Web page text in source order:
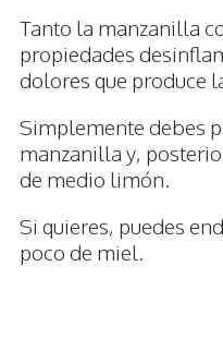
Tanto la manzanilla
propiedades
dolores que produce
Simplemente debes
manzanilla y,
de medio limón.
Si quieres, puedes
poco de miel.